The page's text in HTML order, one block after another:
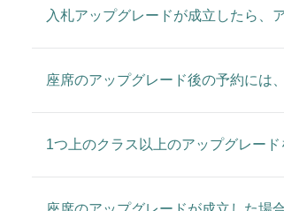
入札アップグレードが成立したら、
座席のアップグレード後の予約には
1つ上のクラス以上のアップグレー